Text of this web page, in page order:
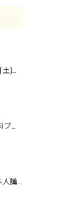
明日23(木)から25日(土)までお休みです。
📢 高校生限定！無料プレ講座受付中！
外国人講師から日本人講師へ。英会話クラスを見直した理由と現在の授業について